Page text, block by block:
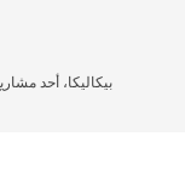
© 2026 بيكاليكا،